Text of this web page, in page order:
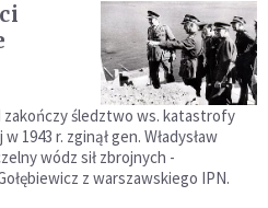
zakończy śledztwo ws. katastrofy
1943 r. zginął gen. Władysław
wódz sił zbrojnych -
z warszawskiego IPN.